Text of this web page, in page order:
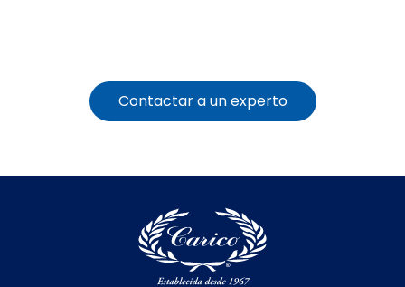
Contactar a un experto